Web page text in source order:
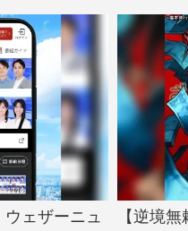
ウェザーニュ
【逆境